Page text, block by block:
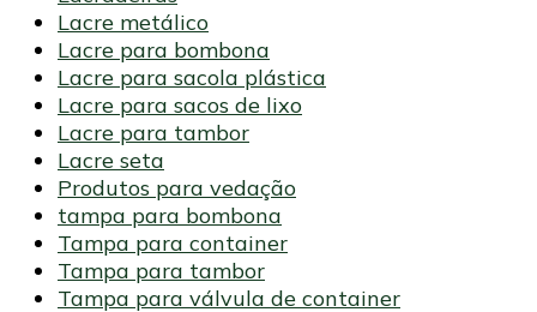
Lacre metálico
Lacre para bombona
Lacre para sacola plástica
Lacre para sacos de lixo
Lacre para tambor
Lacre seta
Produtos para vedação
tampa para bombona
Tampa para container
Tampa para tambor
Tampa para válvula de container